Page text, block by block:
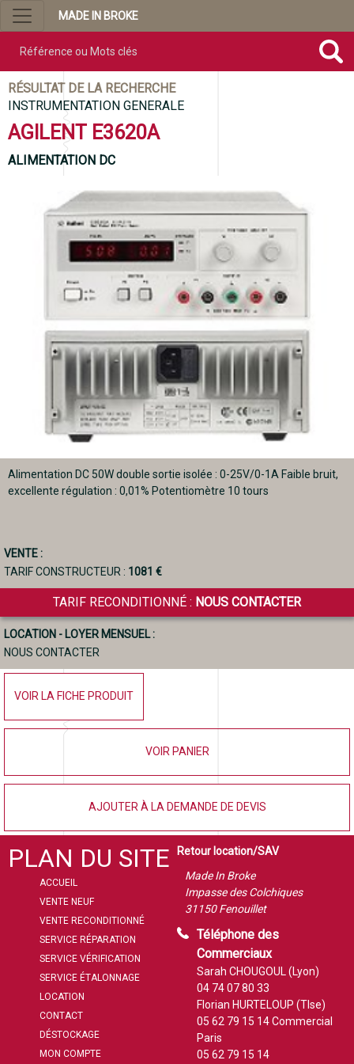
MADE IN BROKE
RÉSULTAT DE LA RECHERCHE
INSTRUMENTATION GENERALE
AGILENT E3620A
ALIMENTATION DC
Alimentation DC 50W double sortie isolée : 0-25V/0-1A Faible bruit,
excellente régulation : 0,01% Potentiomètre 10 tours
VENTE :
TARIF CONSTRUCTEUR : 1081 €
TARIF RECONDITIONNÉ : NOUS CONTACTER
LOCATION - LOYER MENSUEL :
NOUS CONTACTER
VOIR LA FICHE PRODUIT
VOIR PANIER
AJOUTER À LA DEMANDE DE DEVIS
PLAN DU SITE
ACCUEIL
VENTE NEUF
VENTE RECONDITIONNÉ
SERVICE RÉPARATION
SERVICE VÉRIFICATION
SERVICE ÉTALONNAGE
LOCATION
CONTACT
DÉSTOCKAGE
MON COMPTE
Retour location/SAV
Made In Broke
Impasse des Colchiques
31150 Fenouillet
Téléphone des
Commerciaux
Sarah CHOUGOUL (Lyon)
04 74 07 80 33
Florian HURTELOUP (Tlse)
05 62 79 15 14Commercial
Paris
05 62 79 15 14